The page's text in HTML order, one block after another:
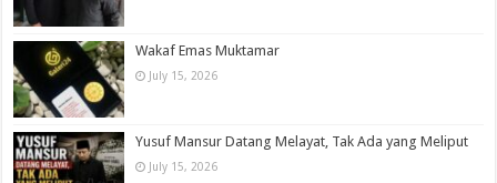
Wakaf Emas Muktamar
July 15, 2026
Yusuf Mansur Datang Melayat, Tak Ada yang Meliput
July 15, 2026